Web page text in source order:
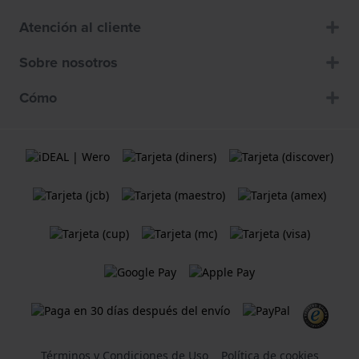
Atención al cliente
Sobre nosotros
Cómo
Términos y Condiciones de Uso Política de cookies